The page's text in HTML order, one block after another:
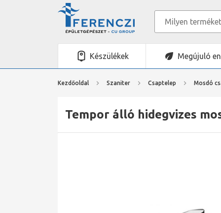
Készülékek Megújuló
Kezdőoldal Szaniter Csaptelep Mosdó
Tempor álló hidegvizes